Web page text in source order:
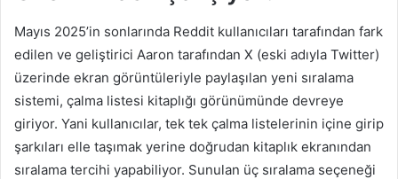
Mayıs 2025’in sonlarında Reddit kullanıcıları tarafından fark
edilen ve geliştirici Aaron tarafından X (eski adıyla Twitter)
üzerinde ekran görüntüleriyle paylaşılan yeni sıralama
sistemi, çalma listesi kitaplığı görünümünde devreye
giriyor. Yani kullanıcılar, tek tek çalma listelerinin içine girip
şarkıları elle taşımak yerine doğrudan kitaplık ekranından
sıralama tercihi yapabiliyor. Sunulan üç sıralama seçeneği